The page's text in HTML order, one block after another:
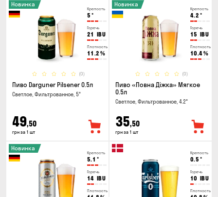
Крепость
5 °
Горечь
21 IBU
Плотность
11.2 %
(0)
Новинка
Пиво Darguner Pilsener 0.5л
Светлое, Фильтрованное, 5°
49,50
грн за 1 шт
Крепость
4.2 °
Горечь
15 IBU
Плотность
10.4%
(0)
Новинка
Пиво «Повна Діжка» Мягкое
0.5л
Светлое, Фильтрованное, 4.2°
35,50
грн за 1 шт
Крепость
5.1 °
Горечь
14 IBU
Плотность
Новинка
Крепость
0.5 °
Горечь
10 IBU
Плотность